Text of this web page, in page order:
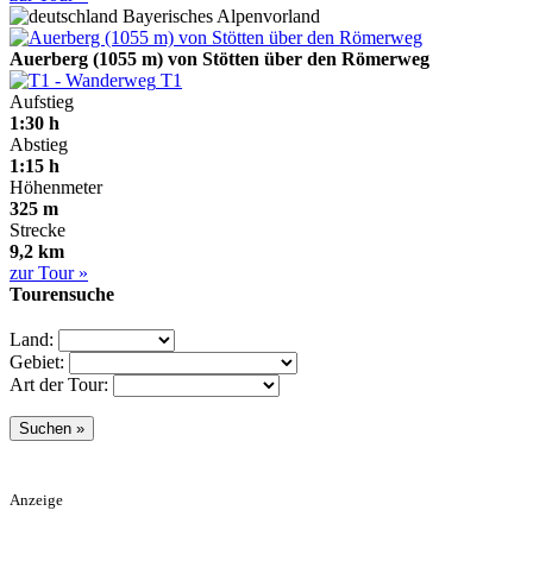
Bayerisches Alpenvorland
Auerberg (1055 m) von Stötten über den Römerweg
T1
Aufstieg
1:30 h
Abstieg
1:15 h
Höhenmeter
325 m
Strecke
9,2 km
zur Tour »
Tourensuche
Land:
Gebiet:
Art der Tour:
Anzeige